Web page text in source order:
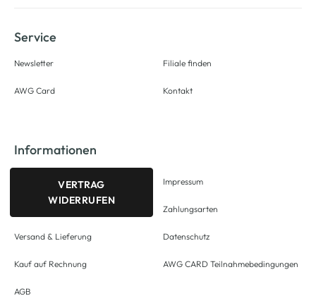
Service
Newsletter
AWG Card
Filiale finden
Kontakt
Informationen
VERTRAG
WIDERRUFEN
Versand & Lieferung
Kauf auf Rechnung
AGB
Impressum
Zahlungsarten
Datenschutz
AWG CARD Teilnahmebedingungen